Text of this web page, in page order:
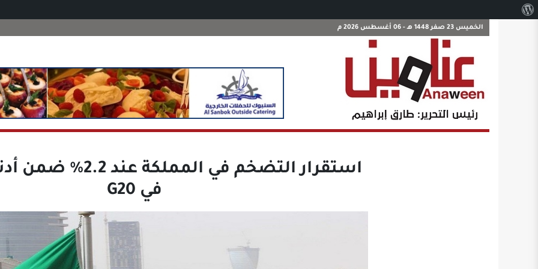
الخميس 23 صفر 1448 هـ - 06 أغسطس 2026 م
استقرار التضخم في
في G20